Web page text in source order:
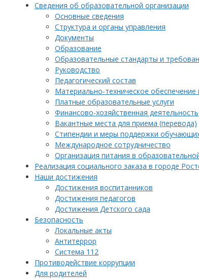
Сведения об образовательной организации
Основные сведения
Структура и органы управления
Документы
Образование
Образовательные стандарты и
Руководство
Педагогический состав
Материально-техническое
Платные образовательные услуги
Финансово-хозяйственная деятельность
Вакантные места для приема (перевода)
Стипендии и меры поддержки
Международное сотрудничество
Организация питания в
Реализация социального заказа в городе
Наши достижения
Достижения воспитанников
Достижения педагогов
Достижения Детского сада
Безопасность
Локальные акты
Антитеррор
Система 112
Противодействие коррупции
Для родителей